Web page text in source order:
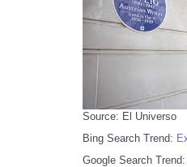
Source: El Universo
Bing Search Trend:
Google Search Trend: